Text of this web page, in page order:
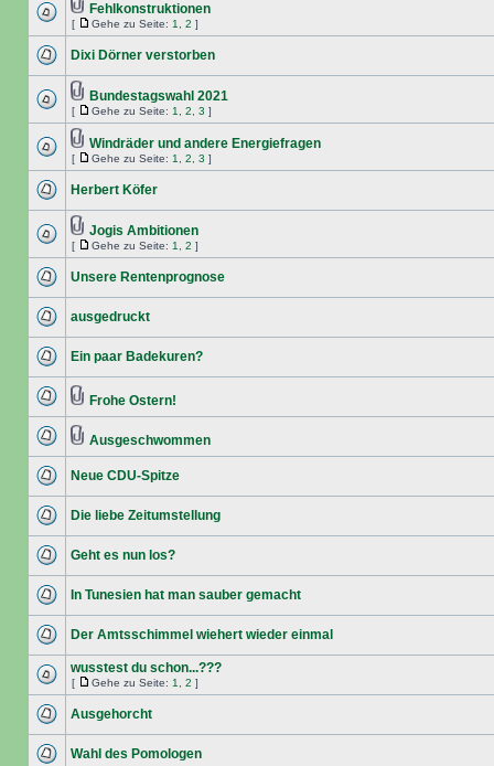
Fehlkonstruktionen
[ Gehe zu Seite: 1 2 ]
Dixi Dörner verstorben
Bundestagswahl 2021
[ Gehe zu Seite: 1 2 3 ]
Windräder und andere Energiefragen
[ Gehe zu Seite: 1 2 3 ]
Herbert Köfer
Jogis Ambitionen
[ Gehe zu Seite: 1 2 ]
Unsere Rentenprognose
ausgedruckt
Ein paar Badekuren?
Frohe Ostern!
Ausgeschwommen
Neue CDU-Spitze
Die liebe Zeitumstellung
Geht es nun los?
In Tunesien hat man sauber gemacht
Der Amtsschimmel wiehert wieder einmal
wusstest du schon...???
[ Gehe zu Seite: 1 2 ]
Ausgehorcht
Wahl des Pomologen